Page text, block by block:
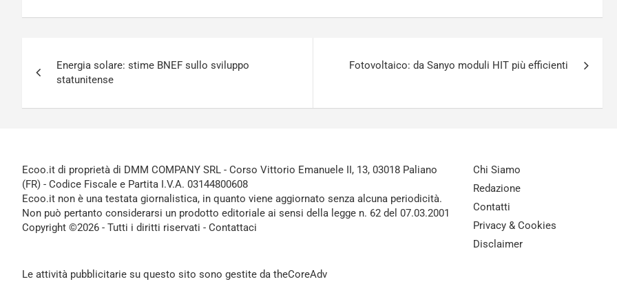
articoli
Energia solare: stime BNEF sullo sviluppo
statunitense
Fotovoltaico: da Sanyo moduli HIT più efficienti
Ecoo.it di proprietà di DMM COMPANY SRL - Corso Vittorio Emanuele II, 13, 03018 Paliano
(FR) - Codice Fiscale e Partita I.V.A. 03144800608
Ecoo.it non è una testata giornalistica, in quanto viene aggiornato senza alcuna periodicità.
Non può pertanto considerarsi un prodotto editoriale ai sensi della legge n. 62 del 07.03.2001
Copyright ©2026 - Tutti i diritti riservati - Contattaci
Le attività pubblicitarie su questo sito sono gestite da theCoreAdv
Chi Siamo
Redazione
Contatti
Privacy & Cookies
Disclaimer